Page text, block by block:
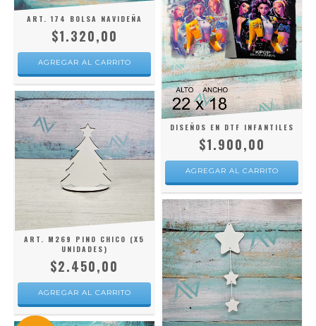
ART. 174 BOLSA NAVIDEÑA
$1.320,00
AGREGAR AL CARRITO
DISEÑOS EN DTF INFANTILES
$1.900,00
AGREGAR AL CARRITO
ART. M269 PINO CHICO (X5
UNIDADES)
$2.450,00